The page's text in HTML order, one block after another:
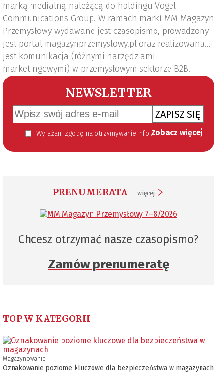
marką medialną należącą do holdingu Vogel
Communications Group. W ramach marki MM Magazyn
Przemysłowy wydawane jest czasopismo, prowadzony
jest portal magazynprzemyslowy.pl oraz realizowana
jest komunikacja (różnymi narzędziami
marketingowymi) w przemysłowym sektorze B2B.
NEWSLETTER
ZAPISZ SIĘ
Wyrażam zgodę na otrzymywanie informacji handlowej kierowanej do mnie za pomocą środków komunikacji elektronicznej w szczególności poczty elektronicznej zgodnie z przepisem art. 10 ust 2 ustawy z dnia 18 lipca 2002 roku o świadczeniu usług drogą elektroniczną (Dz. U. 144 z 2002 r. poz. 1204). Zgoda jest dobrowolna, jednak jej wyrażenie jest konieczne, aby otrzymywać newsletter. Zobacz więcej
PRENUMERATA więcej
Chcesz otrzymać nasze czasopismo?
Zamów prenumeratę
TOP W KATEGORII
Magazynowanie
Oznakowanie poziome kluczowe dla bezpieczeństwa w magazynach